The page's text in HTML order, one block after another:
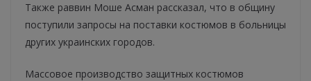
Также раввин Моше Асман рассказал, что в общину
поступили запросы на поставки костюмов в больницы
других украинских городов.
Массовое производство защитных костюмов